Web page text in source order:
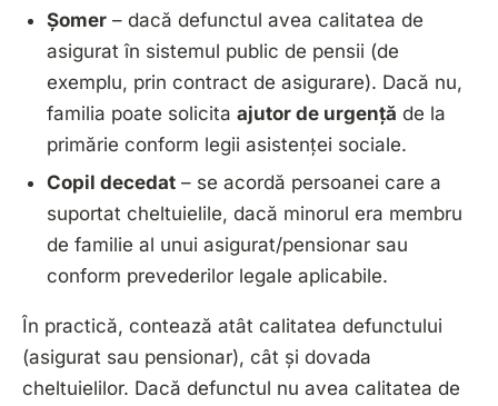
Șomer – dacă defunctul aveacalitatea de
asigurat în sistemul public de pensii (de
exemplu, prin contract de asigurare). Dacă nu,
familia poate solicitaajutor de urgență de la
primărie conform legii asistenței sociale.
Copil decedat – se acordă persoanei care a
suportat cheltuielile, dacă minorul era membru
de familie al unui asigurat/pensionar sau
conform prevederilor legale aplicabile.
În practică, contează atât calitatea defunctului
(asigurat sau pensionar), cât și dovada
cheltuielilor. Dacă defunctul nu avea calitatea de